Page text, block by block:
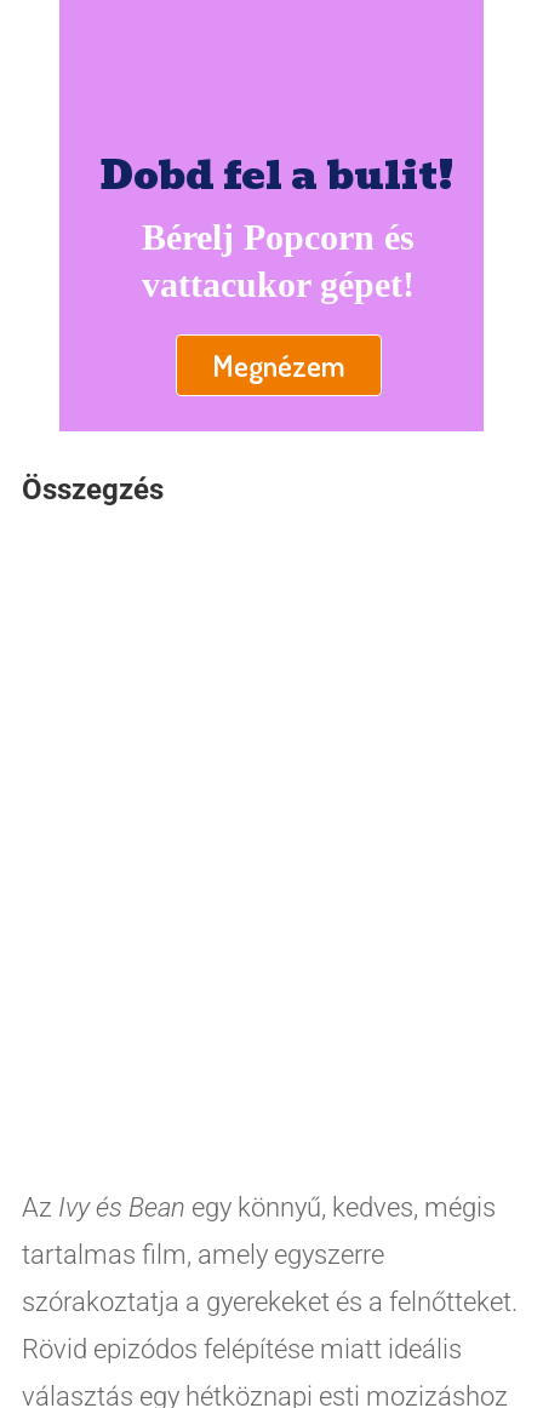
Dobd fel a bulit!
Megnézem
Bérelj Popcorn és
vattacukor gépet!
Összegzés
Az Ivy és Bean egy könnyű, kedves, mégis
tartalmas film, amely egyszerre
szórakoztatja a gyerekeket és a felnőtteket.
Rövid epizódos felépítése miatt ideális
választás egy hétköznapi esti mozizáshoz